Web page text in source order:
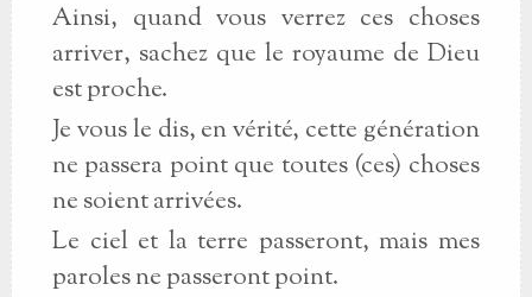
Ainsi, quand vous verrez ces choses
arriver, sachez que le royaume de Dieu
est proche.
Je vous le dis, en vérité, cette génération
ne passera point que toutes (ces) choses
ne soient arrivées.
Le ciel et la terre passeront, mais mes
paroles ne passeront point.